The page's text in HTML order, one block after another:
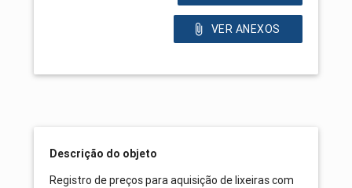
VER ANEXOS
Descrição do objeto
Registro de preços para aquisição de lixeiras com